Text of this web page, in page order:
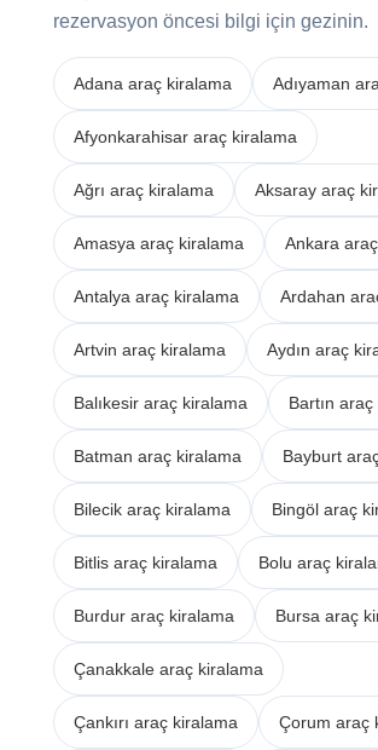
rezervasyon öncesi bilgi için gezinin.
Adana araç kiralama Adıyaman
Afyonkarahisar araç kiralama
Ağrı araç kiralama Aksaray araç
Amasya araç kiralama Ankara
Antalya araç kiralama Ardahan
Artvin araç kiralama Aydın araç
Balıkesir araç kiralama Bartın
Batman araç kiralama Bayburt
Bilecik araç kiralama Bingöl araç
Bitlis araç kiralama Bolu araç
Burdur araç kiralama Bursa araç
Çanakkale araç kiralama
Çankırı araç kiralama Çorum araç